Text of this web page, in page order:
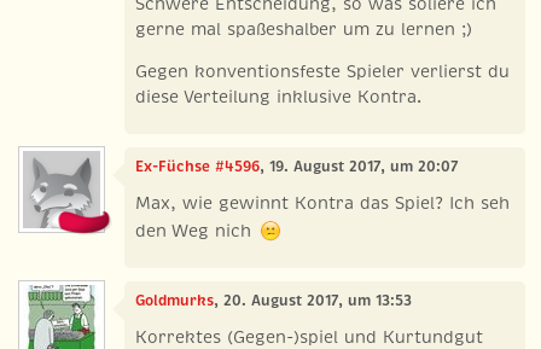
gerne mal spaßeshalber um zu lernen ;)
Gegen konventionsfeste Spieler verlierst du
diese Verteilung inklusive Kontra.
Ex-Füchse #4596, 19. August 2017, um 20:07
Max, wie gewinnt Kontra das Spiel? Ich seh
den Weg nich
Goldmurks, 20. August 2017, um 13:53
Korrektes (Gegen-)spiel und Kurtundgut